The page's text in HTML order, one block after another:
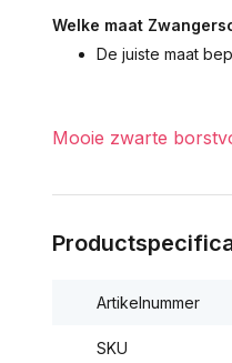
Welke maat
De juiste maat
Mooie zwarte
Artikelnummer
SKU